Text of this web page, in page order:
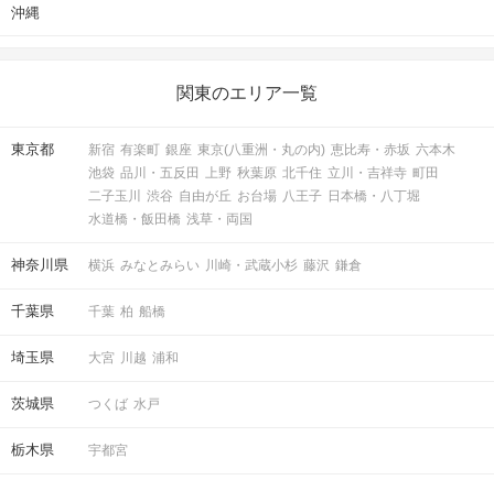
沖縄
関東のエリア一覧
東京都 新宿 有楽町 銀座 東京(八重洲・丸の内) 恵比寿・赤坂 六本木
池袋 品川・五反田 上野 秋葉原 北千住 立川・吉祥寺 町田
二子玉川
渋谷 自由が丘 お台場 八王子 日本橋・八丁堀
水道橋・飯田橋 浅草・両国
神奈川県 横浜 みなとみらい 川崎・武蔵小杉 藤沢 鎌倉
千葉県 千葉 柏 船橋
埼玉県 大宮 川越 浦和
茨城県 つくば 水戸
栃木県 宇都宮